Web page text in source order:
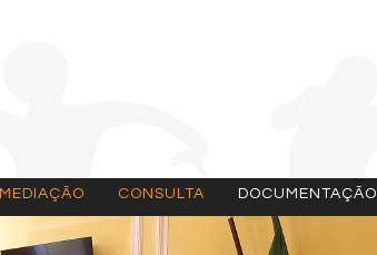
MEDIAÇÃO CONSULTA DOCUMENTAÇÃO